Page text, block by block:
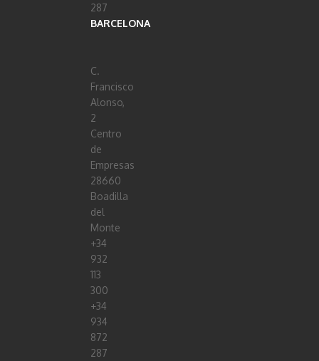
287
BARCELONA
C.
Francisco
Alonso,
2
Centro
de
Empresas
28660
Boadilla
del
Monte
+34
932
113
300
+34
934
872
287